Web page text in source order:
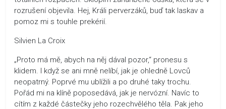
rozrušení objevila. Hej, Králi perverzáků, buď tak laskav a
pomoz mi s touhle prekérií.
Silvien La Croix
„Proto má mě, abych na něj dával pozor,“ pronesu s
klidem. I když se ani mně nelíbí, jak je ohledně Lovců
neopatrný. Poprvé mu ublížili a po druhé taky trochu.
Pořád mi na klíně poposedává, jak je nervózní. Navíc to
cítím z každé částečky jeho rozechvělého těla. Pak jeho